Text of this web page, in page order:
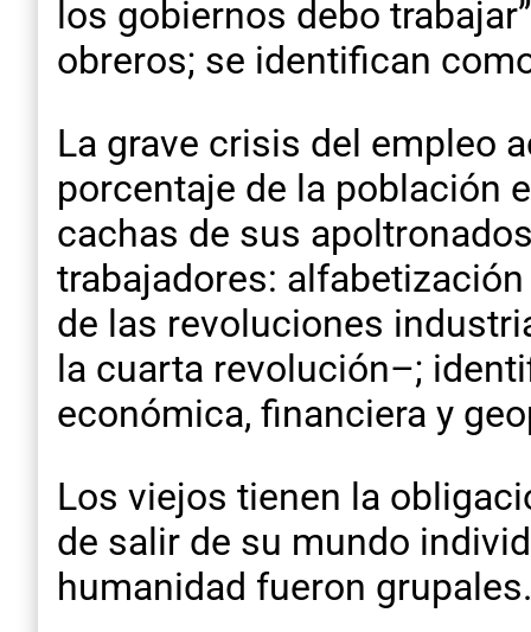
los gobiernos debo
obreros; se identifican
La grave crisis del empleo
porcentaje de la población
cachas de sus
trabajadores:
de las revoluciones
la cuarta revolución–;
económica, financiera y
Los viejos tienen la
de salir de su mundo
humanidad fueron grupales.